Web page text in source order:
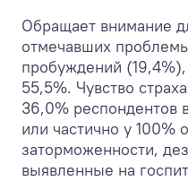
Обращает внимание
отмечавших
пробуждений
55,5%. Чувство
36,0% респондентов
или частично у 100%
заторможенности,
выявленные на